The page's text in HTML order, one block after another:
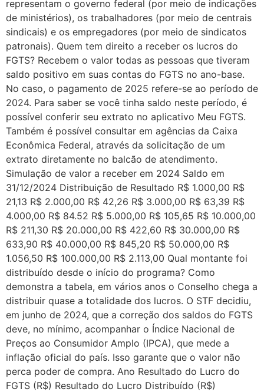
representam o governo federal (por meio de indicações
de ministérios), os trabalhadores (por meio de centrais
sindicais) e os empregadores (por meio de sindicatos
patronais). Quem tem direito a receber os lucros do
FGTS? Recebem o valor todas as pessoas que tiveram
saldo positivo em suas contas do FGTS no ano-base.
No caso, o pagamento de 2025 refere-se ao período de
2024. Para saber se você tinha saldo neste período, é
possível conferir seu extrato no aplicativo Meu FGTS.
Também é possível consultar em agências da Caixa
Econômica Federal, através da solicitação de um
extrato diretamente no balcão de atendimento.
Simulação de valor a receber em 2024 Saldo em
31/12/2024 Distribuição de Resultado R$ 1.000,00 R$
21,13 R$ 2.000,00 R$ 42,26 R$ 3.000,00 R$ 63,39 R$
4.000,00 R$ 84.52 R$ 5.000,00 R$ 105,65 R$ 10.000,00
R$ 211,30 R$ 20.000,00 R$ 422,60 R$ 30.000,00 R$
633,90 R$ 40.000,00 R$ 845,20 R$ 50.000,00 R$
1.056,50 R$ 100.000,00 R$ 2.113,00 Qual montante foi
distribuído desde o início do programa? Como
demonstra a tabela, em vários anos o Conselho chega a
distribuir quase a totalidade dos lucros. O STF decidiu,
em junho de 2024, que a correção dos saldos do FGTS
deve, no mínimo, acompanhar o Índice Nacional de
Preços ao Consumidor Amplo (IPCA), que mede a
inflação oficial do país. Isso garante que o valor não
perca poder de compra. Ano Resultado do Lucro do
FGTS (R$) Resultado do Lucro Distribuído (R$)